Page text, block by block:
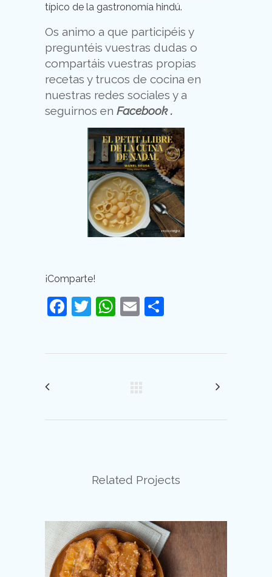
típico de la gastronomía hindú.
Os animo a que participéis y
preguntéis vuestras dudas o
compartáis vuestras propias
recetas y trucos de cocina en
nuestras redes sociales y a
seguirnos en Facebook.
¡Comparte!
Facebook
Twitter
WhatsApp
Email
Related Projects